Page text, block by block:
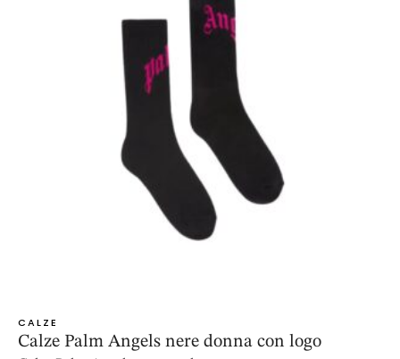
CALZE
Calze Palm Angels nere donna con logo